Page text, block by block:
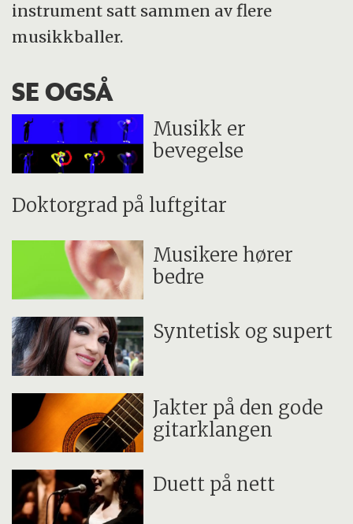
instrument satt sammen av flere
musikkballer.
SE OGSÅ
Musikk er
bevegelse
Doktorgrad på luftgitar
Musikere hører
bedre
Syntetisk og supert
Jakter på den gode
gitarklangen
Duett på nett